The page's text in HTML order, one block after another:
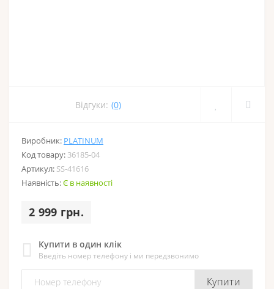
Відгуки: (0)
Виробник: PLATINUM
Код товару: 36185-04
Артикул: SS-41616
Наявність:Є в наявності
2 999 грн.
Купити в один клік
Введіть номер телефону і ми передзвонимо
Купити